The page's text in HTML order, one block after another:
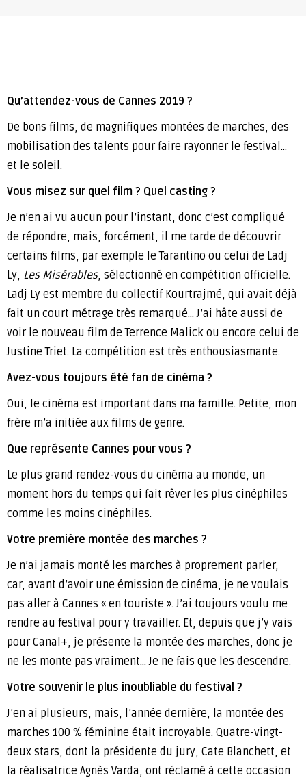
Qu’attendez-vous de Cannes 2019 ?
De bons films, de magnifiques montées de marches, des
mobilisation des talents pour faire rayonner le festival…
et le soleil.
Vous misez sur quel film ? Quel casting ?
Je n’en ai vu aucun pour l’instant, donc c’est compliqué
de répondre, mais, forcément, il me tarde de découvrir
certains films, par exemple le Tarantino ou celui de Ladj
Ly, Les Misérables, sélectionné en compétition officielle.
Ladj Ly est membre du collectif Kourtrajmé, qui avait déjà
fait un court métrage très remarqué… J’ai hâte aussi de
voir le nouveau film de Terrence Malick ou encore celui de
Justine Triet. La compétition est très enthousiasmante.
Avez-vous toujours été fan de cinéma ?
Oui, le cinéma est important dans ma famille. Petite, mon
frère m’a initiée aux films de genre.
Que représente Cannes pour vous ?
Le plus grand rendez-vous du cinéma au monde, un
moment hors du temps qui fait rêver les plus cinéphiles
comme les moins cinéphiles.
Votre première montée des marches ?
Je n’ai jamais monté les marches à proprement parler,
car, avant d’avoir une émission de cinéma, je ne voulais
pas aller à Cannes « en touriste ». J’ai toujours voulu me
rendre au festival pour y travailler. Et, depuis que j’y vais
pour Canal+, je présente la montée des marches, donc je
ne les monte pas vraiment… Je ne fais que les descendre.
Votre souvenir le plus inoubliable du festival ?
J’en ai plusieurs, mais, l’année dernière, la montée des
marches 100 % féminine était incroyable. Quatre-vingt-
deux stars, dont la présidente du jury, Cate Blanchett, et
la réalisatrice Agnès Varda, ont réclamé à cette occasion